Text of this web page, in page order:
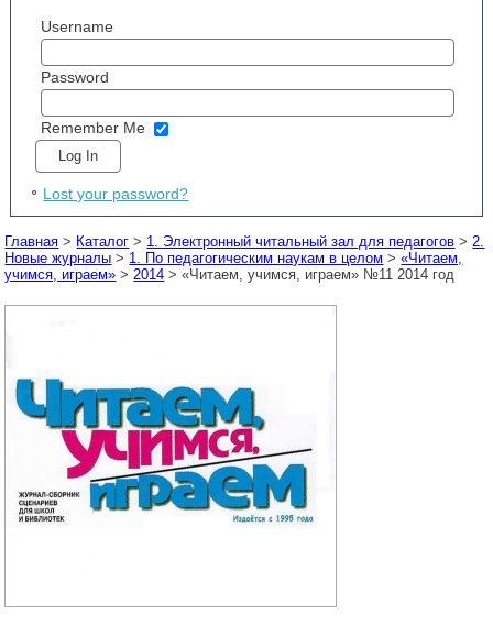
Username
Password
Remember Me
Lost your password?
Главная > Каталог > 1. Электронный читальный зал для педагогов > 2.
Новые журналы > 1. По педагогическим наукам в целом >«Читаем,
учимся, играем» > 2014 > «Читаем, учимся, играем» №11 2014 год